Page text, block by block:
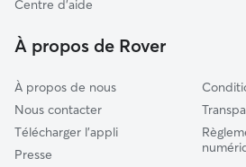
Hazebrouck
Centre d'aide
À propos de Rover
À propos de nous
Nous contacter
Télécharger l'appli
Presse